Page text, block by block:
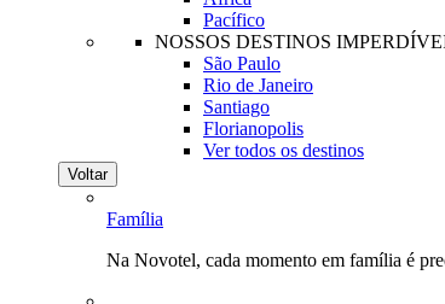
Pacífico
NOSSOS DESTINOS
São Paulo
Rio de Janeiro
Santiago
Florianopolis
Ver todos os destinos
Voltar
Família
Na Novotel, cada momento em família é